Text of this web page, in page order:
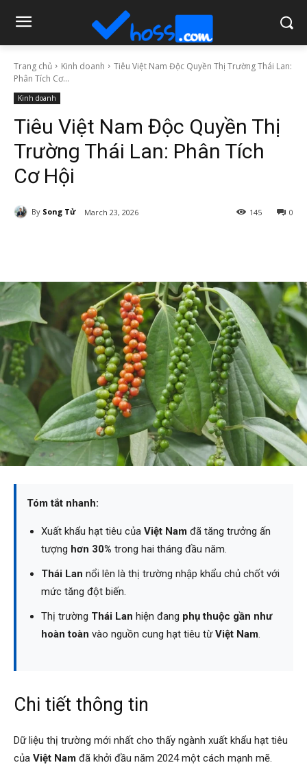
Trang chủ Kinh doanh
Tiêu Việt Nam Độc Quyền Thị Trường Thái Lan:
Phân Tích Cơ...
Kinh doanh
Tiêu Việt Nam Độc Quyền Thị
Trường Thái Lan: Phân Tích
Cơ Hội
By Song Tử March 23, 2026 0
145
Tóm tắt nhanh:
Xuất khẩu hạt tiêu của Việt Nam đã tăng trưởng ấn
tượng hơn 30% trong hai tháng đầu năm.
Thái Lan nổi lên là thị trường nhập khẩu chủ chốt với
mức tăng đột biến.
Thị trường Thái Lan hiện đang phụ thuộc gần như
hoàn toàn vào nguồn cung hạt tiêu từViệt Nam.
Chi tiết thông tin
Dữ liệu thị trường mới nhất cho thấy ngành xuất khẩu hạt tiêu
của Việt Nam đã khởi đầu năm 2024 một cách mạnh mẽ.